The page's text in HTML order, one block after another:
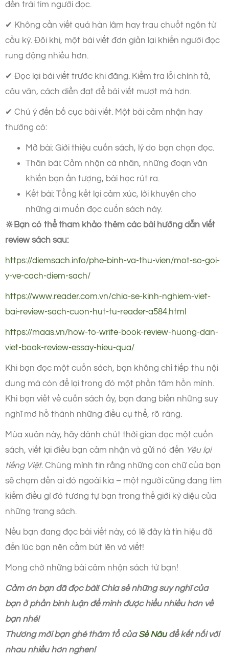
đến trái tim người đọc.
✔ Không cần viết quá hàn lâm hay trau chuốt ngôn từ
cầu kỳ. Đôi khi, một bài viết đơn giản lại khiến người đọc
rung động nhiều hơn.
✔ Đọc lại bài viết trước khi đăng. Kiểm tra lỗi chính tả,
câu văn, cách diễn đạt để bài viết mượt mà hơn.
✔ Chú ý đến bố cục bài viết. Một bài cảm nhận hay
thường có:
Mở bài: Giới thiệu cuốn sách, lý do bạn chọn đọc.
Thân bài: Cảm nhận cá nhân, những đoạn văn
khiến bạn ấn tượng, bài học rút ra.
Kết bài: Tổng kết lại cảm xúc, lời khuyên cho
những ai muốn đọc cuốn sách này.
🔆Bạn có thể tham khảo thêm các bài hướng dẫn viết
review sách sau:
https://diemsach.info/phe-binh-va-thu-vien/mot-so-goi-
y-ve-cach-diem-sach/
https://www.reader.com.vn/chia-se-kinh-nghiem-viet-
bai-review-sach-cuon-hut-tu-reader-a584.html
https://maas.vn/how-to-write-book-review-huong-dan-
viet-book-review-essay-hieu-qua/
Khi bạn đọc một cuốn sách, bạn không chỉ tiếp thu nội
dung mà còn để lại trong đó một phần tâm hồn mình.
Khi bạn viết về cuốn sách ấy, bạn đang biến những suy
nghĩ mơ hồ thành những điều cụ thể, rõ ràng.
Mùa xuân này, hãy dành chút thời gian đọc một cuốn
sách, viết lại điều bạn cảm nhận và gửi nó đến Yêu lại
tiếng Việt. Chúng mình tin rằng những con chữ của bạn
sẽ chạm đến ai đó ngoài kia – một người cũng đang tìm
kiếm điều gì đó tương tự bạn trong thế giới kỳ diệu của
những trang sách.
Nếu bạn đang đọc bài viết này, có lẽ đây là tín hiệu đã
đến lúc bạn nên cầm bút lên và viết!
Mong chờ những bài cảm nhận sách từ bạn!
Cảm ơn bạn đã đọc bài! Chia sẻ những suy nghĩ của
bạn ở phần bình luận để mình được hiểu nhiều hơn về
bạn nhé!
Thương mời bạn ghé thăm tổ củaSẻ Nâuđể kết nối với
nhau nhiều hơn nghen!